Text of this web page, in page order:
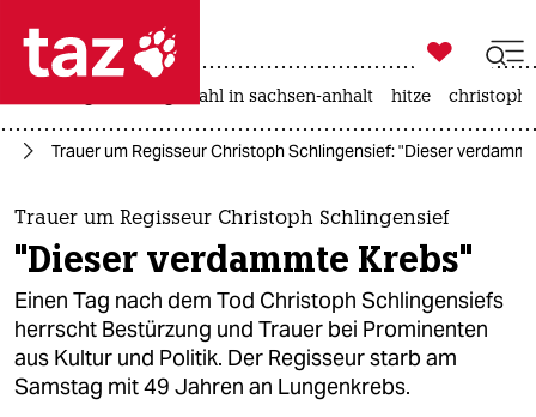
 taz zahl ich
taz zahl ich
themen
politik
öko
gesellschaft

taz zahl ich
landtagswahl in sachsen-anhalt hitze
Trauer um Regisseur Christoph Schlingensief: "Dieser
Trauer um Regisseur Christoph Schlingensief
"Dieser verdammte Krebs"
Einen Tag nach dem Tod Christoph Schlingensiefs
herrscht Bestürzung und Trauer bei Prominenten
aus Kultur und Politik. Der Regisseur starb am
Samstag mit 49 Jahren an Lungenkrebs.